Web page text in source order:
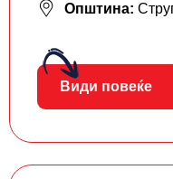
Општина:
Види повеќе